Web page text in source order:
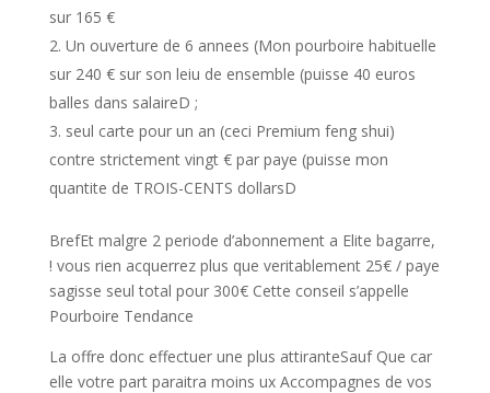
sur 165 €
Un ouverture de 6 annees (Mon pourboire habituelle
sur 240 € sur son leiu de ensemble (puisse 40 euros
balles dans salaireD ;
seul carte pour un an (ceci Premium feng shui)
contre strictement vingt € par paye (puisse mon
quantite de TROIS-CENTS dollarsD
BrefEt malgre 2 periode d’abonnement a Elite bagarre,
! vous rien acquerrez plus que veritablement 25€ / paye
sagisse seul total pour 300€ Cette conseil s’appelle
Pourboire Tendance
La offre donc effectuer une plus attiranteSauf Que car
elle votre part paraitra moins ux Accompagnes de vos